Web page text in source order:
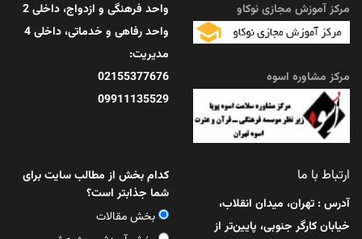
مرداد 11, 1405
مرکز آموزش مجازی نوکاو
مرکز مشاوره اسوه
واحد فرهنگی و ازدواج، داخلی 2
واحد رفاهی و خدماتی، داخلی 4
مدیریت:
02155377676
09911135529
ارتباط با ما
آدرس : تهران، میدان انقلاب،
خیابان کارگر جنوبی، پایین‌تر از
کدام بخش از مطالب سایت برای
شما جذابتر است؟
بخش مقالات